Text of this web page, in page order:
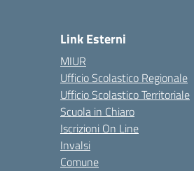
Link Esterni
MIUR
Ufficio Scolastico Regionale
Ufficio Scolastico Territoriale
Scuola in Chiaro
Iscrizioni On Line
Invalsi
Comune